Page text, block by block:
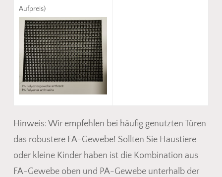
Aufpreis)
Hinweis: Wir empfehlen bei häufig genutzten Türen
das robustere FA-Gewebe! Sollten Sie Haustiere
oder kleine Kinder haben ist die Kombination aus
FA-Gewebe oben und PA-Gewebe unterhalb der